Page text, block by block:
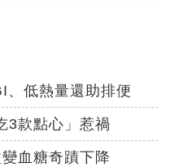
低熱量還助排便
3款點心」惹禍
血糖奇蹟下降